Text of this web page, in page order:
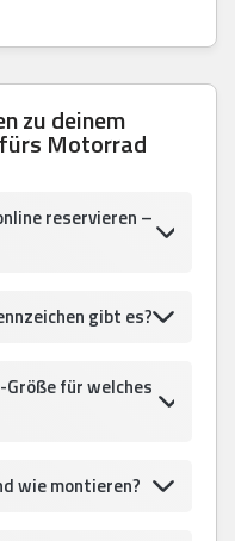
zu deinem
Motorrad
reservieren –
gibt es?
für welches
wie montieren?